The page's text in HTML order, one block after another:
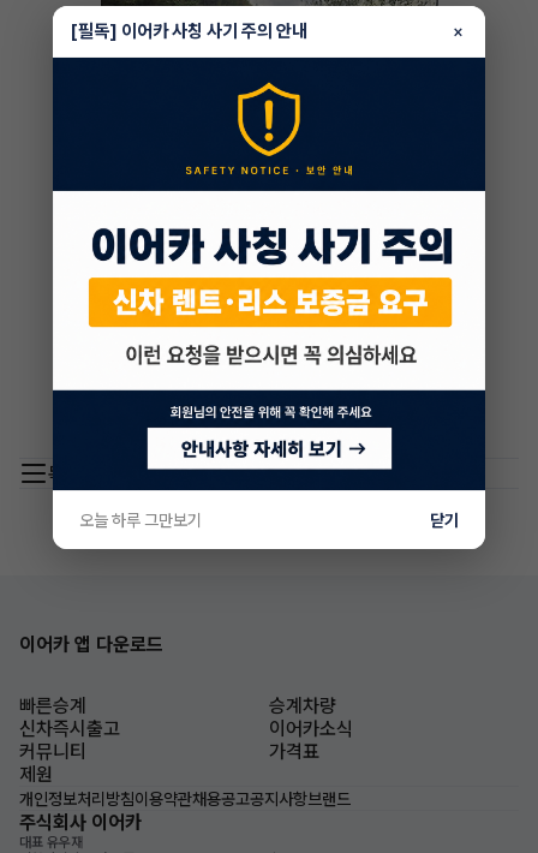
목록 이동
이어카 앱 다운로드
빠른승계
승계차량
신차즉시출고
이어카소식
커뮤니티
가격표
제원
개인정보처리방침이용약관채용공고공지사항브랜드
주식회사 이어카
대표 유우재
[필독] 이어카 사칭 사기 주의 안내 ×
오늘 하루 그만보기 닫기